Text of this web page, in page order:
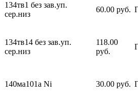
134тв1 без зав.уп.
сер.низ
60.00 руб.
134тв14 без зав.уп.
сер.низ
118.00
руб.
140ма101а Ni 30.00 руб.